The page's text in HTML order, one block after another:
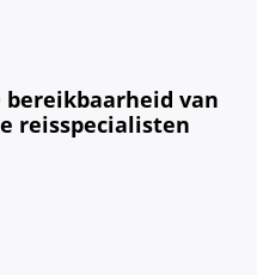
bereikbaarheid van
reisspecialisten